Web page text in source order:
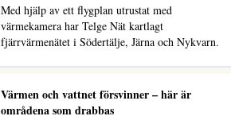
Med hjälp av ett flygplan utrustat med
värmekamera har Telge Nät kartlagt
fjärrvärmenätet i Södertälje, Järna och Nykvarn.
Värmen och vattnet försvinner – här är
områdena som drabbas